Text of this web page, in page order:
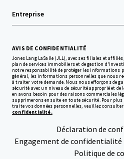
Entreprise
AVIS DE CONFIDENTIALITÉ
Jones Lang LaSalle (JLL), avec ses filiales et
plan de services immobiliers et de gestion
notre responsabilité de protéger les informations
général, les informations personnelles que nous
à traiter votre demande. Nous nous efforçons de
sécurité avec un niveau de sécurité approprié et
en avons besoin pour des raisons commerciales
supprimerons ensuite en toute sécurité. Pour
traite vos données personnelles, veuillez
confidentialité.
Déclaration de
Engagement de confidentialité
Politique de